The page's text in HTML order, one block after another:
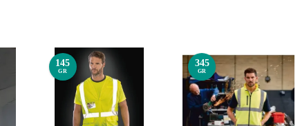
145
GR
345
GR